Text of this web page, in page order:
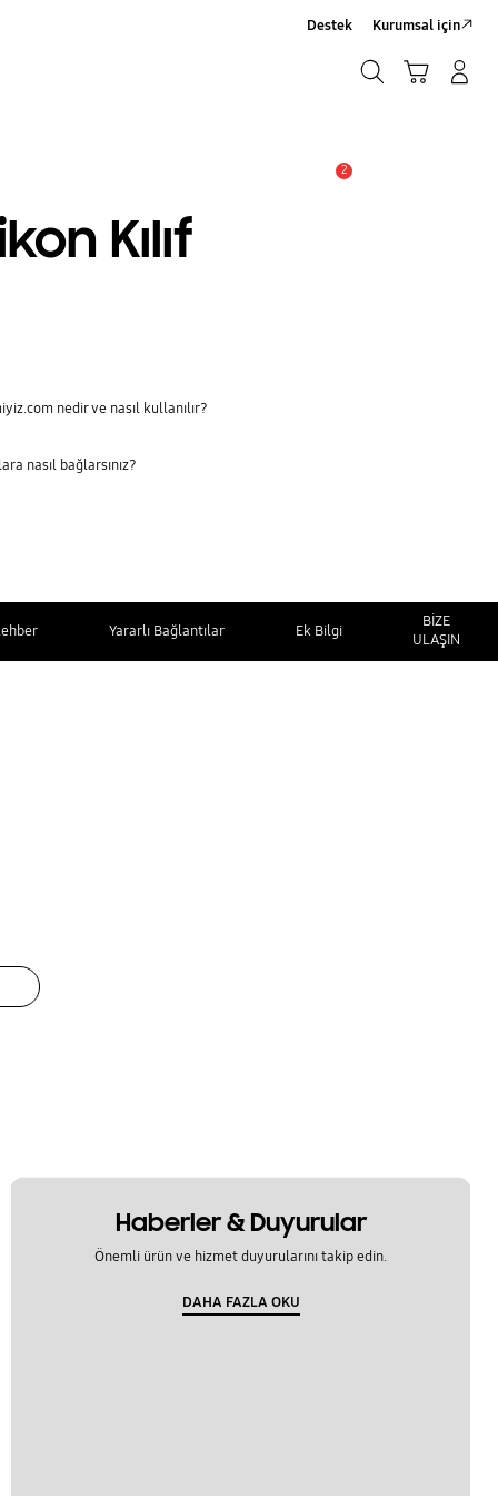
Destek Kurumsal için
2
Kılıf
nedir ve nasıl kullanılır?
nasıl bağlarsınız?
Yararlı Bağlantılar Ek Bilgi
BİZE
ULAŞIN
Haberler & Duyurular
Önemli ürün ve hizmet duyurularını takip edin.
DAHA FAZLA OKU